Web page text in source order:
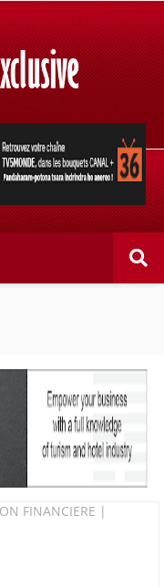
dans les bouquets
indrindra ho
FINANCIERE |